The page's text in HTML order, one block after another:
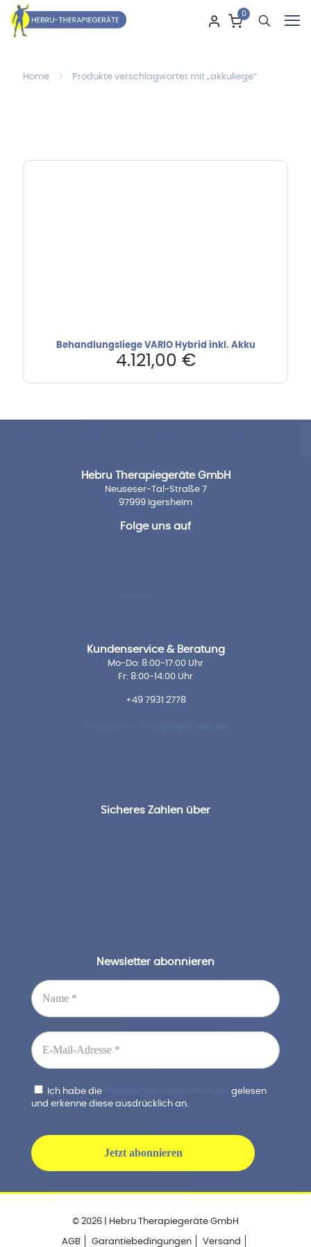
0
Home Produkte verschlagwortet mit „akkuliege“
Behandlungsliege VARIO Hybrid inkl. Akku
4.121,00 €
Hebru Therapiegeräte GmbH
Neuseser-Tal-Straße 7
97999 Igersheim
Folge uns auf
Kundenservice & Beratung
Mo-Do: 8:00-17:00 Uhr
Fr: 8:00-14:00 Uhr
+49 7931 2778
Sicheres Zahlen über
Newsletter abonnieren
Ich habe die
gelesen
und erkenne diese ausdrücklich an.
© 2026 | Hebru Therapiegeräte GmbH
AGB Garantiebedingungen Versand